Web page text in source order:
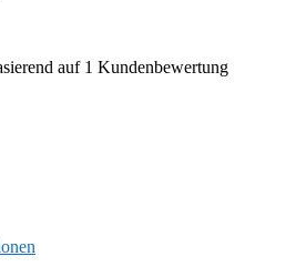
auf 1 Kundenbewertung